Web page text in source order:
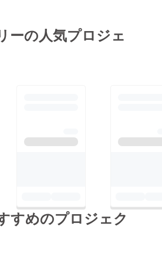
ーの人気プロジェ
すめのプロジェク